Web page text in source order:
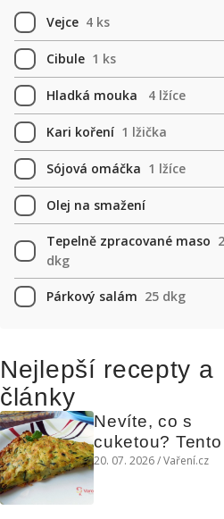
Vejce 4 ks
Cibule 1 ks
Hladká mouka 4 lžíce
Kari koření 1 lžička
Sójová omáčka 1 lžíce
Olej na smažení
Tepelně zpracované maso
dkg
Párkový salám 25 dkg
Nejlepší recepty a
články
Nevíte, co s
cuketou? Tento
levný slaný
20. 07. 2026 / Vaření.cz